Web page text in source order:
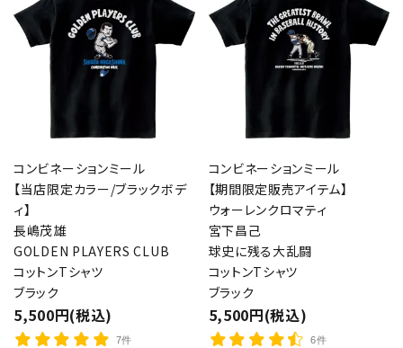
コンビネーションミール
【当店限定カラー/ブラックボデ
ィ】
長嶋茂雄
GOLDEN PLAYERS CLUB
コットンTシャツ
ブラック
5,500円(税込)
7件
コンビネーションミール
【期間限定販売アイテム】
ウォーレンクロマティ
宮下昌己
球史に残る大乱闘
コットンTシャツ
ブラック
5,500円(税込)
6件